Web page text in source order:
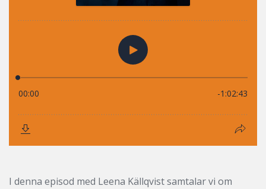
I denna episod med Leena Källqvist samtalar vi om